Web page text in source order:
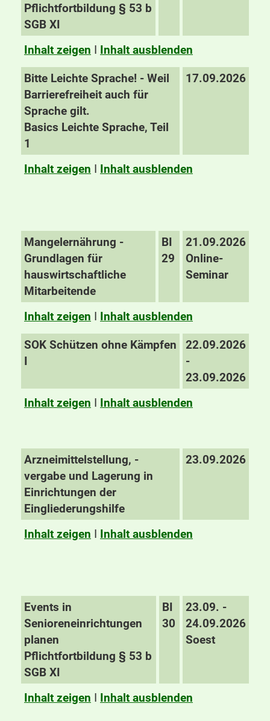
Pflichtfortbildung § 53 b
SGB XI
Inhalt zeigen I Inhalt ausblenden
Bitte Leichte Sprache! - Weil
Barrierefreiheit auch für
Sprache gilt.
Basics Leichte Sprache, Teil
1
17.09.2026
Inhalt zeigen I Inhalt ausblenden
Mangelernährung -
Grundlagen für
hauswirtschaftliche
Mitarbeitende
BI
29
21.09.2026
Online-
Seminar
Inhalt zeigen I Inhalt ausblenden
SOK Schützen ohne Kämpfen
I
22.09.2026
-
23.09.2026
Inhalt zeigen I Inhalt ausblenden
Arzneimittelstellung, -
vergabe und Lagerung in
Einrichtungen der
Eingliederungshilfe
23.09.2026
Inhalt zeigen I Inhalt ausblenden
Events in
Senioreneinrichtungen
planen
Pflichtfortbildung § 53 b
SGB XI
BI
30
23.09. -
24.09.2026
Soest
Inhalt zeigen I Inhalt ausblenden